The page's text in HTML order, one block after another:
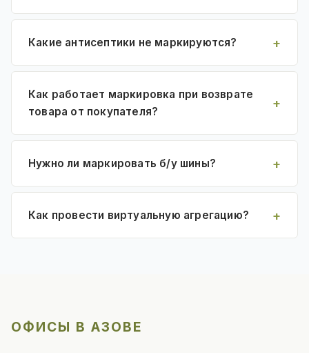
Какие антисептики не маркируются?
Как работает маркировка при возврате
товара от покупателя?
Нужно ли маркировать б/у шины?
Как провести виртуальную агрегацию?
ОФИСЫ В АЗОВЕ